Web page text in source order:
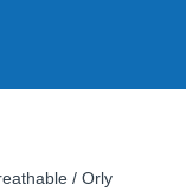
/ Orly